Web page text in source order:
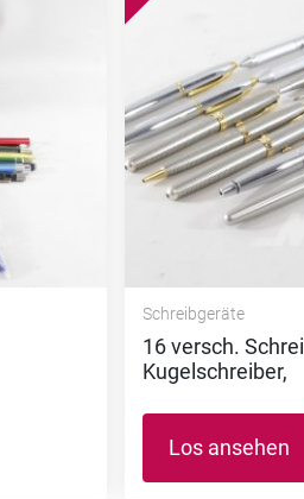
Schreibgeräte
16 versch.
Kugelschreiber,
Los ansehen